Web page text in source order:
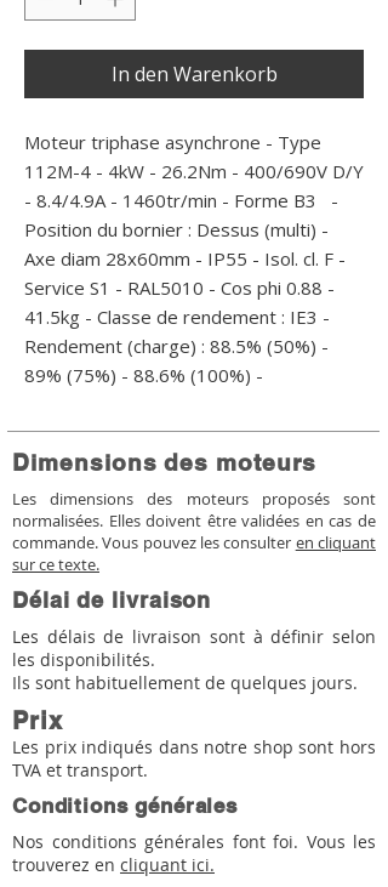
In den Warenkorb
Moteur triphase asynchrone - Type
112M-4 - 4kW - 26.2Nm - 400/690V D/Y
- 8.4/4.9A - 1460tr/min - Forme B3   -
Position du bornier : Dessus (multi) -
Axe diam 28x60mm - IP55 - Isol. cl. F -
Service S1 - RAL5010 - Cos phi 0.88 -
41.5kg - Classe de rendement : IE3 -
Rendement (charge) : 88.5% (50%) -
89% (75%) - 88.6% (100%) -
Dimensions des moteurs
Les dimensions des moteurs proposés sont
normalisées. Elles doivent être validées en cas de
commande. Vous pouvez les consulter en cliquant
sur ce texte.
Délai de livraison
Les délais de livraison sont à définir selon
les disponibilités.
Ils sont habituellement de quelques jours.
Prix
Les prix indiqués dans notre shop sont hors
TVA et transport.
Conditions générales
Nos conditions générales font foi. Vous les
trouverez en cliquant ici.